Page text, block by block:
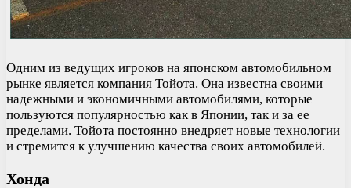
Одним из ведущих игроков на японском автомобильном
рынке является компания Тойота. Она известна своими
надежными и экономичными автомобилями, которые
пользуются популярностью как в Японии, так и за ее
пределами. Тойота постоянно внедряет новые технологии
и стремится к улучшению качества своих автомобилей.
Хонда